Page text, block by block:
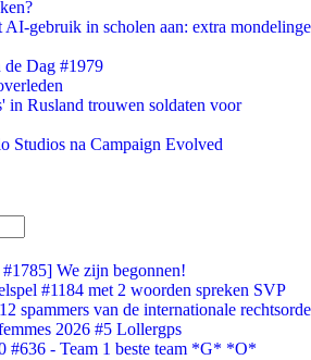
AI-gebruik in scholen aan: extra mondelinge
de Dag #1979
in Rusland trouwen soldaten voor
Studios na Campaign Evolved
We zijn begonnen!
#1184 met 2 woorden spreken SVP
spammers van de internationale rechtsorde
2026 #5 Lollergps
#636 - Team 1 beste team *G* *O*